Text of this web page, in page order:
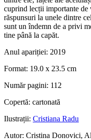
cuprind lecții importante de
răspunsuri la unele dintre
sunt un îndemn de a privi
tine până la capăt.
Anul apariției: 2019
Format: 19.0 x 23.5 cm
Număr pagini: 112
Copertă: cartonată
Ilustrații: Cristiana Radu
Autor: Cristina Donovici,